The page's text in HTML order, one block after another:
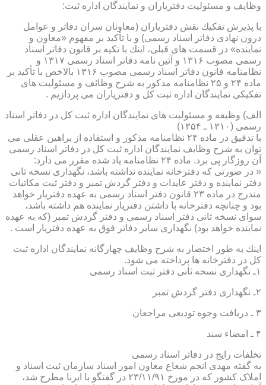
وظایف و مسئولیت دفتریاران و نمایندگان اداره ثبت:
با پذیرش تفكیك نقش دفتریاران (معاونان سران دفاتر و عوامل
درون نهادی دفاتر اسناد رسمی) و با تأكید بر مفهوم «معاون و
نماینده» در قسمت های قبلی، اینك با تكیه بر قانون دفاتر اسناد
رسمی مصوب ۱۳۱۶ و آئین نامه دفاتر اسناد رسمی ۱۳۱۷ و
نظامنامه قانون دفاتر اسناد رسمی مصوب ۱۳۱۶ بالاخص با تأكید بر
ماده ۲۴ و ۲۵ نظامنامه مذكور به شرح وظائف و مسئولیت های
تفكیكی نمایندگان اداره ثبت كل و دفتریاران می پردازیم .
الف) وظیفه و مسئولیت های نمایندگان اداره ثبت كل در دفاتر اسناد
رسمی (۱۳۱۰ ـ ۱۳۵۴)
با تدقیق در ماده ۲۴ نظامنامه مذكور و استفاده از براهین عقلی می
توان به شرح وظایف نمایندگان اداره ثبت كل در دفاتر اسناد رسمی
آن روزگار پی برد. ماده ۲۴ نظامنامه یاد شده مقرر می دارد:
« در صورتی كه دفترخانه نماینده نداشته باشد، نگهداری نسخه ثانی
دفتر نماینده و دفتر عایدات و دفتر گردش تمبر و دفتر ثبت مكاتبات
مندرج در ماده ۲۳ قانون دفتر اسناد رسمی به عهده دفتریار خواهد
بود و چنانچه دفترخانه با داشتن دفتریار نماینده هم داشته باشد،
سوای نسخه ثانی دفتر اسناد رسمی و دفتر گردش تمبر (كه به عهده
نماینده خواهد بود) نگهداری سایر دفاتر فوق به عهده دفتریار است .
اینك به طور اختصار به شرح وظایف چهارگانه نمایندگان اداره ثبت
كل در دفترخانه ها پرداخته می شود.
۱ـ نگهداری نسخه ثانی دفتر ثبت اسناد رسمی
۲ـ نگهداری دفتر گردش تمبر
۳ ـ دریافت وجوه تودیعی مراجعان
۴ ـ امضاء سند
تخلفات رایج در دفاتر اسناد رسمی
به گفته مهدی انجم شعاع معاون امور اسناد سازمان ثبت اسناد و
املاک کشور که در مورخ ۲۳/۱۱/۹۱ در گفتگو با ایرنا مطرح شد،